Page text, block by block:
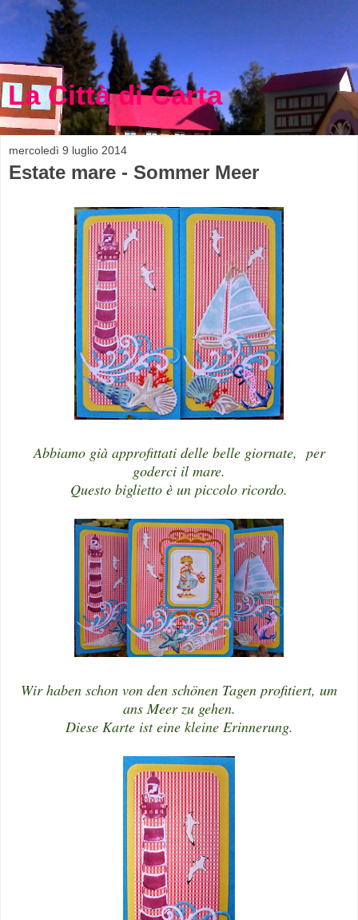
La Città di Carta
mercoledì 9 luglio 2014
Estate mare - Sommer Meer
Abbiamo già approfittati delle belle giornate, per
goderci il mare.
Questo biglietto è un piccolo ricordo.
Wir haben schon von den schönen Tagen profitiert, um
ans Meer zu gehen.
Diese Karte ist eine kleine Erinnerung.